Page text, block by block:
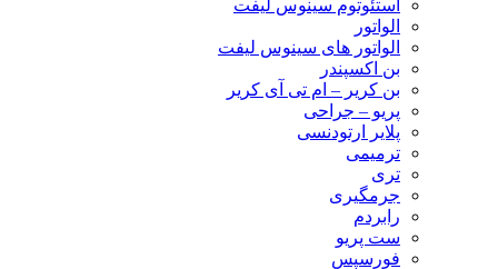
استئوتوم سینوس لیفت
الواتور
الواتور های سینوس لیفت
بن اکسپندر
بن کریر – ام تی آی کریر
پریو – جراحی
پلایر ارتودنسی
ترمیمی
تری
جرمگیری
رابردم
ست پریو
فورسپس